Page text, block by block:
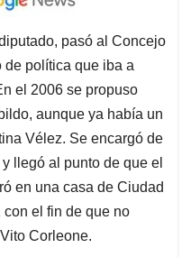
pasó al Concejo
de política que iba a
el 2006 se propuso
aunque ya había un
Vélez. Se encargó de
llegó al punto de que el
en una casa de Ciudad
el fin de que no
Corleone.